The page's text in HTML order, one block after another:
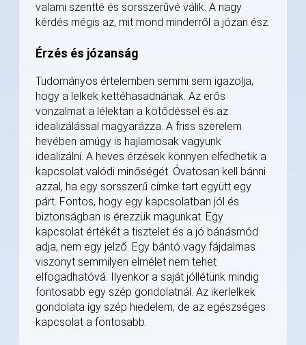
valami szentté és sorsszerűvé válik. A nagy
kérdés mégis az, mit mond minderről a józan ész.
Érzés és józanság
Tudományos értelemben semmi sem igazolja,
hogy a lelkek kettéhasadnának. Az erős
vonzalmat a lélektan a kötődéssel és az
idealizálással magyarázza. A friss szerelem
hevében amúgy is hajlamosak vagyunk
idealizálni. A heves érzések könnyen elfedhetik a
kapcsolat valódi minőségét. Óvatosan kell bánni
azzal, ha egy sorsszerű címke tart együtt egy
párt. Fontos, hogy egy kapcsolatban jól és
biztonságban is érezzük magunkat. Egy
kapcsolat értékét a tisztelet és a jó bánásmód
adja, nem egy jelző. Egy bántó vagy fájdalmas
viszonyt semmilyen elmélet nem tehet
elfogadhatóvá. Ilyenkor a saját jóllétünk mindig
fontosabb egy szép gondolatnál. Az ikerlelkek
gondolata így szép hiedelem, de az egészséges
kapcsolat a fontosabb.